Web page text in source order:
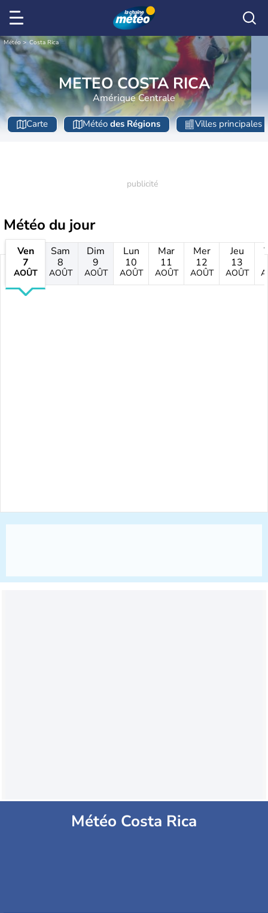
Météo Costa Rica
METEO COSTA RICA
Amérique Centrale
Carte Météo des Régions Villes principales
Météo du jour
Ven
7
AOÛT
Sam
8
AOÛT
Dim
9
AOÛT
Lun
10
AOÛT
Mar
11
AOÛT
Mer
12
AOÛT
Jeu
13
AOÛT
Météo Costa Rica